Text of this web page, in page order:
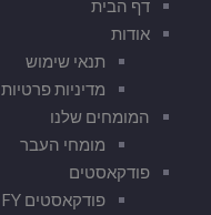
דף הבית
אודות
תנאי שימוש
מדיניות פרטיות
המומחים שלנו
מומחי העבר
פודקאסטים
פודקאסטים SPOTIFY